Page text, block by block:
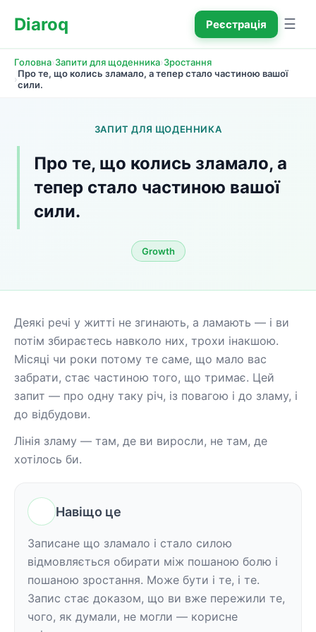
Diaroq Реєстрація ☰
Головна›Запити для щоденника›Зростання
›Про те, що колись зламало, а тепер стало частиною вашої
сили.
ЗАПИТ ДЛЯ ЩОДЕННИКА
Про те, що колись зламало, а
тепер стало частиною вашої
сили.
Growth
Деякі речі у житті не згинають, а ламають — і ви
потім збираєтесь навколо них, трохи інакшою.
Місяці чи роки потому те саме, що мало вас
забрати, стає частиною того, що тримає. Цей
запит — про одну таку річ, із повагою і до зламу, і
до відбудови.
Лінія зламу — там, де ви виросли, не там, де
хотілось би.
Навіщо це
Записане що зламало і стало силою
відмовляється обирати між пошаною болю і
пошаною зростання. Може бути і те, і те.
Запис стає доказом, що ви вже пережили те,
чого, як думали, не могли — корисне